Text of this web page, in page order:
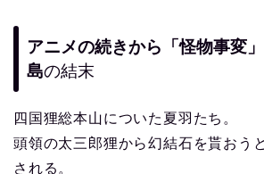
アニメの続きから「怪物事変
島の結末
四国狸総本山についた夏羽たち。
頭領の太三郎狸から幻結石を貰おう
される。